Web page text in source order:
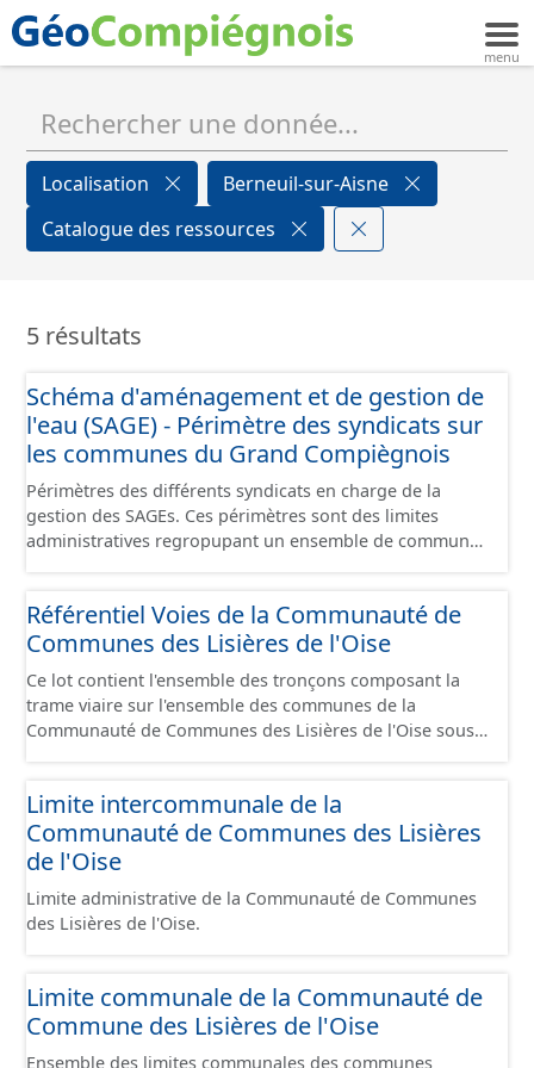
Localisation
Berneuil-sur-Aisne
Catalogue des ressources
5 résultats
Schéma d'aménagement et de gestion de
l'eau (SAGE) - Périmètre des syndicats sur
les communes du Grand Compiègnois
Périmètres des différents syndicats en charge de la
gestion des SAGEs. Ces périmètres sont des limites
administratives regropupant un ensemble de communes
diverses : - SAGE, - GEMA (Gestion des Milieux
Aquatiques) - Ruissellement. Le ou les périmètres du
données.
Référentiel Voies de la Communauté de
Communes des Lisières de l'Oise
Ce lot contient l'ensemble des tronçons composant la
trame viaire sur l'ensemble des communes de la
Communauté de Communes des Lisières de l'Oise sous
par un libellé de voie. Un tronçon appartient à une ou
deux communes. Un tronçon représente, le plus
souvent, le centre de la chaussée. Les tronçons de voies
correspondent à des intersections ou des jonctions, sauf
dans le cas d'un chevauchement (cf paragraphe suivant).
(franchissement d’un tronçon routier ou ferré) : les
tronçons se croisent sans se couper. Un tronçon
commence à une intersection ou une jonction et se
Limite intercommunale de la
Communauté de Communes des Lisières
de l'Oise
Limite administrative de la Communauté de Communes
des Lisières de l'Oise.
Limite communale de la Communauté de
Commune des Lisières de l'Oise
Ensemble des limites communales des communes